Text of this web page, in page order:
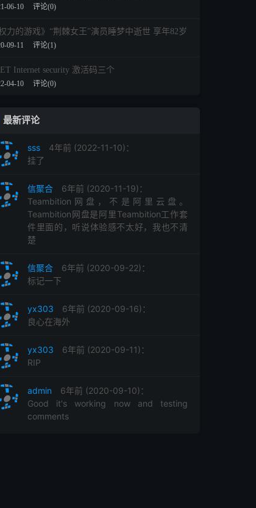
06-10 评论(0)
权力的游戏》“荆棘女王”演员睡梦中逝世 享年82岁
09-11 评论(1)
Internet security 激活码三个
04-10 评论(0)
最新评论
sss
4年前 (2022-11-10)：
挂了
信聚合
6年前 (2020-11-19)：
Teambition网盘，不是阿里云盘。
Teambition网盘是阿里Teambition工作套
件里面的，听说体验感不太好，我也不清
楚
信聚合
6年前 (2020-09-22)：
标记一下
yx303
6年前 (2020-09-16)：
良心在海外
yx303
6年前 (2020-09-11)：
RIP
admin
6年前 (2020-09-10)：
Good it's working now and testing
comments